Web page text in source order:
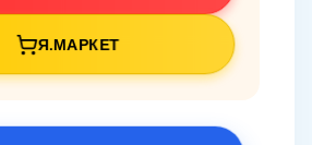
Я.МАРКЕТ